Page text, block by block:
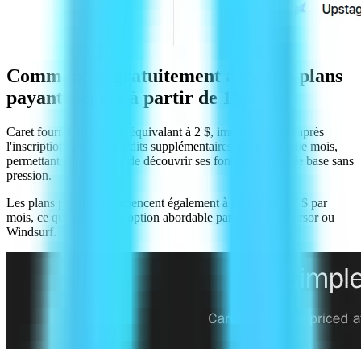
Commencez gratuitement avec des plans
payants légers à partir de 10 $
Caret fournit 20 crédits, équivalant à 2 $, immédiatement après
l'inscription, avec 10 crédits supplémentaires offerts chaque mois,
permettant à quiconque de découvrir ses fonctionnalités de base sans
pression.
Les plans payants commencent également à seulement 10 $ par
mois, ce qui en fait une option abordable par rapport à Cursor ou
Windsurf.